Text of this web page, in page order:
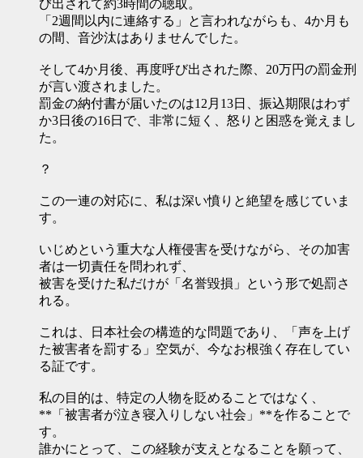
び出されて約3時間の聴取。
「2週間以内に連絡する」と言われながらも、4か月も
の間、音沙汰はありませんでした。
そして4か月後、再度呼び出された際、20万円の罰金刑
が言い渡されました。
罰金の納付書が届いたのは12月13日、振込期限はわず
か3日後の16日で、非常に短く、怒りと困惑を覚えまし
た。
？
この一連の対応に、私は深い憤りと絶望を感じていま
す。
いじめという重大な人権侵害を受けながら、その加害
者は一切責任を問われず、
被害を受けた私だけが「名誉毀損」という形で処罰さ
れる。
これは、日本社会の構造的な問題であり、「声を上げ
た被害者を罰する」空気が、今なお根強く存在してい
る証です。
私の目的は、特定の人物を貶めることではなく、
**「被害者が泣き寝入りしない社会」**を作ることで
す。
誰かにとって、この経験が支えとなることを願って、